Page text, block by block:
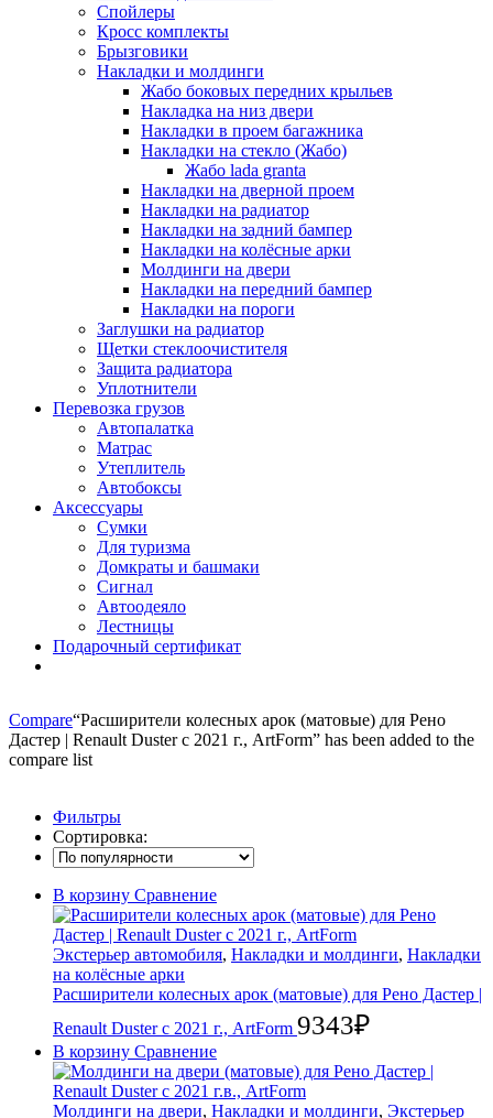
Спойлеры
Кросс комплекты
Брызговики
Накладки и молдинги
Жабо боковых передних крыльев
Накладка на низ двери
Накладки в проем багажника
Накладки на стекло (Жабо)
Жабо lada granta
Накладки на дверной проем
Накладки на радиатор
Накладки на задний бампер
Накладки на колёсные арки
Молдинги на двери
Накладки на передний бампер
Накладки на пороги
Заглушки на радиатор
Щетки стеклоочистителя
Защита радиатора
Уплотнители
Перевозка грузов
Автопалатка
Матрас
Утеплитель
Автобоксы
Аксессуары
Сумки
Для туризма
Домкраты и башмаки
Сигнал
Автоодеяло
Лестницы
Подарочный сертификат
Compare“Расширители колесных арок (матовые) для Рено
Дастер | Renault Duster с 2021 г., ArtForm” has been added to the
compare list
Фильтры
Сортировка:
В корзину Сравнение
Экстерьер автомобиля, Накладки и молдинги, Накладки
на колёсные арки
Расширители колесных арок (матовые) для Рено Дастер |
Renault Duster с 2021 г., ArtForm 9343₽
В корзину Сравнение
Молдинги на двери, Накладки и молдинги, Экстерьер